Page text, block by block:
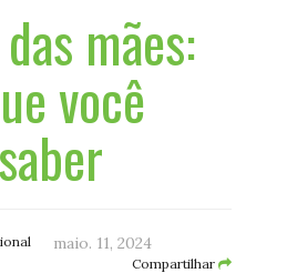
mães:
você
maio. 11, 2024
Compartilhar